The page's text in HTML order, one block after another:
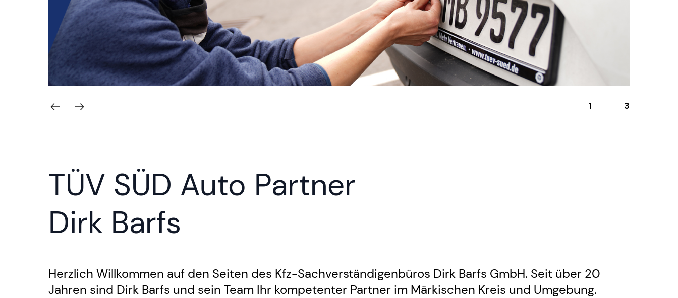
2 3
TÜV SÜD Auto Partner
Dirk Barfs
Herzlich Willkommen auf den Seiten des Kfz-Sachverständigenbüros Dirk Barfs GmbH. Seit über 20
Jahren sind Dirk Barfs und sein Team Ihr kompetenter Partner im Märkischen Kreis und Umgebung.